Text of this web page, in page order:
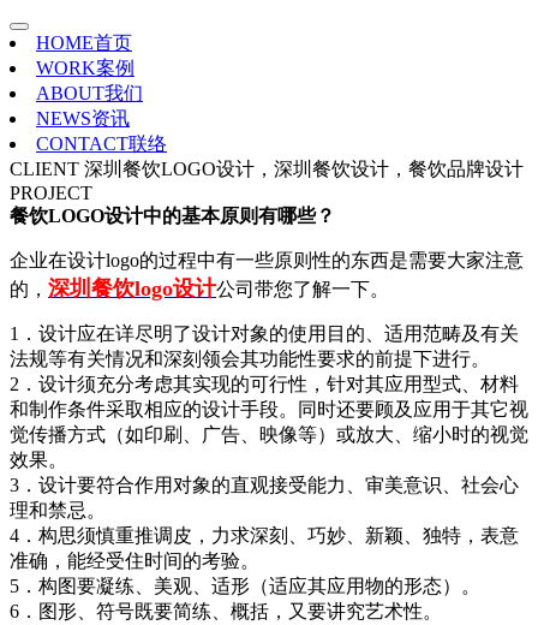
HOME首页
WORK案例
ABOUT我们
NEWS资讯
CONTACT联络
CLIENT 深圳餐饮LOGO设计，深圳餐饮设计，餐饮品牌设计
PROJECT
餐饮LOGO设计中的基本原则有哪些？
企业在设计logo的过程中有一些原则性的东西是需要大家注意
的， 深圳餐饮logo设计公司带您了解一下。
1．设计应在详尽明了设计对象的使用目的、适用范畴及有关
法规等有关情况和深刻领会其功能性要求的前提下进行。
2．设计须充分考虑其实现的可行性，针对其应用型式、材料
和制作条件采取相应的设计手段。同时还要顾及应用于其它视
觉传播方式（如印刷、广告、映像等）或放大、缩小时的视觉
效果。
3．设计要符合作用对象的直观接受能力、审美意识、社会心
理和禁忌。
4．构思须慎重推调皮，力求深刻、巧妙、新颖、独特，表意
准确，能经受住时间的考验。
5．构图要凝练、美观、适形（适应其应用物的形态）。
6．图形、符号既要简练、概括，又要讲究艺术性。